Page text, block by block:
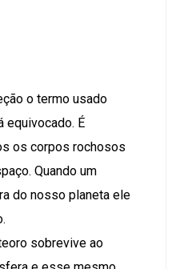
o termo usado
equivocado. É
os corpos rochosos
Quando um
do nosso planeta ele
sobrevive ao